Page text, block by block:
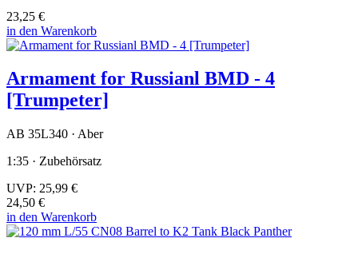
23,25 €
in den Warenkorb
Armament for Russianl BMD - 4
[Trumpeter]
AB 35L340 · Aber
1:35 · Zubehörsatz
UVP: 25,99 €
24,50 €
in den Warenkorb